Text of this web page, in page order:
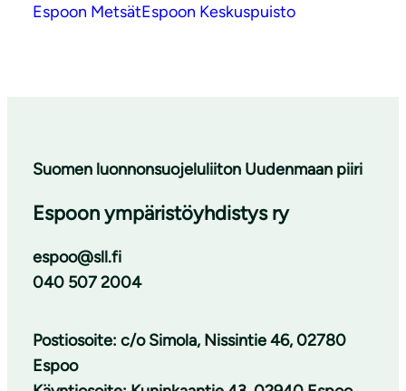
Espoon MetsätEspoon Keskuspuisto
Suomen luonnonsuojeluliiton Uudenmaan piiri
Espoon ympäristöyhdistys ry
espoo@sll.fi
040 507 2004
Postiosoite: c/o Simola, Nissintie 46, 02780
Espoo